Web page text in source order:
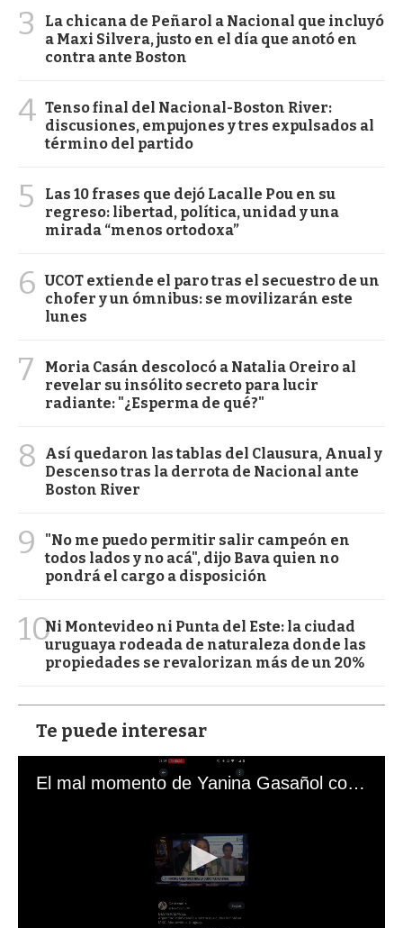
3
La chicana de Peñarol a Nacional que incluyó
a Maxi Silvera, justo en el día que anotó en
contra ante Boston
4 Tenso final del Nacional-Boston River:
discusiones, empujones y tres expulsados al
término del partido
5
Las 10 frases que dejó Lacalle Pou en su
regreso: libertad, política, unidad y una
mirada “menos ortodoxa”
6 UCOT extiende el paro tras el secuestro de un
chofer y un ómnibus: se movilizarán este
lunes
7
Moria Casán descolocó a Natalia Oreiro al
revelar su insólito secreto para lucir
radiante: "¿Esperma de qué?"
8
Así quedaron las tablas del Clausura, Anual y
Descenso tras la derrota de Nacional ante
Boston River
9
"No me puedo permitir salir campeón en
todos lados y no acá", dijo Bava quien no
pondrá el cargo a disposición
10Ni Montevideo ni Punta del Este: la ciudad
uruguaya rodeada de naturaleza donde las
propiedades se revalorizan más de un 20%
Te puede interesar
El mal momento de Yanina Gasañol con un hincha argentino en "Subrayado"